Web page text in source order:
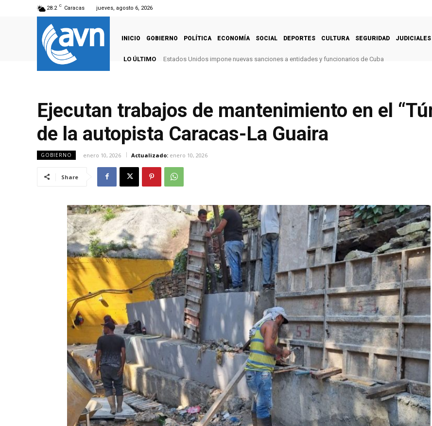
28.2 C Caracas jueves, agosto 6, 2026
INICIO GOBIERNO POLÍTICA ECONOMÍA SOCIAL DEPORTES CULTURA SEGURIDAD JUDICIALES
LO ÚLTIMO Estados Unidos impone nuevas sanciones a entidades y funcionarios de Cuba
Ejecutan trabajos de mantenimiento en el
de la autopista Caracas-La Guaira
GOBIERNO enero 10, 2026 Actualizado: enero 10, 2026
Share